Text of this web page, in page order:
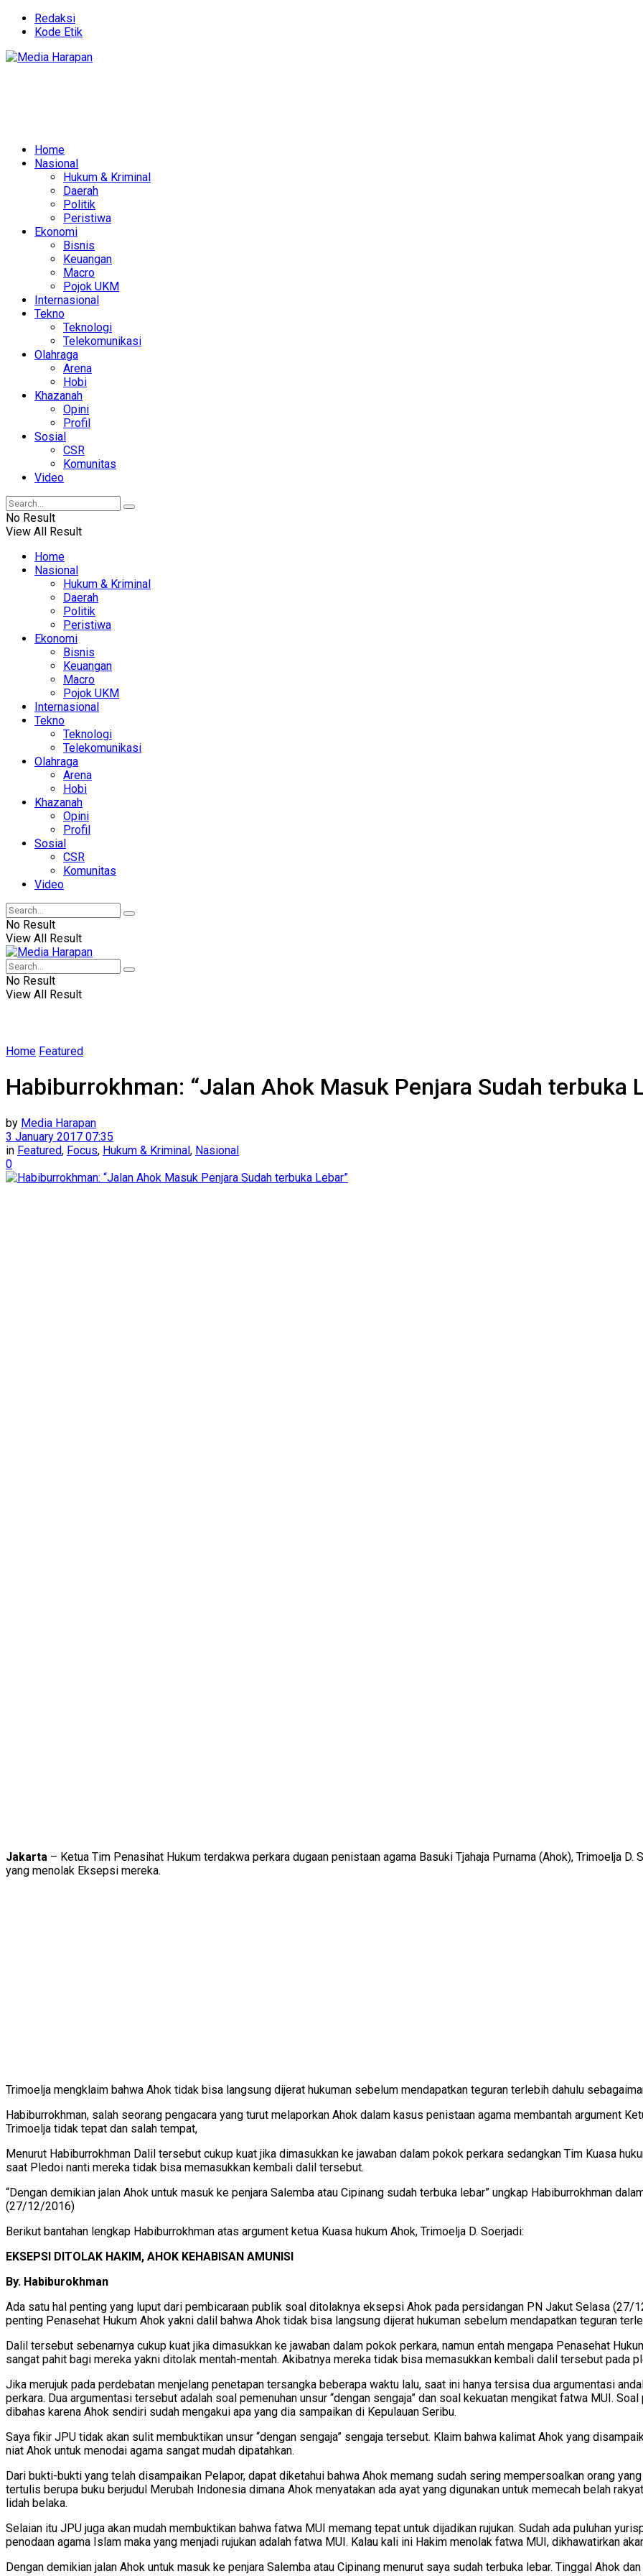
Redaksi
Kode Etik
Home
Nasional
Hukum & Kriminal
Daerah
Politik
Peristiwa
Ekonomi
Bisnis
Keuangan
Macro
Pojok UKM
Internasional
Tekno
Teknologi
Telekomunikasi
Olahraga
Arena
Hobi
Khazanah
Opini
Profil
Sosial
CSR
Komunitas
Video
No Result
View All Result
Home
Nasional
Hukum & Kriminal
Daerah
Politik
Peristiwa
Ekonomi
Bisnis
Keuangan
Macro
Pojok UKM
Internasional
Tekno
Teknologi
Telekomunikasi
Olahraga
Arena
Hobi
Khazanah
Opini
Profil
Sosial
CSR
Komunitas
Video
No Result
View All Result
No Result
View All Result
Home Featured
Habiburrokhman: “Jalan Ahok Masuk Penjara Sudah terbuka
by Media Harapan
3 January 2017 07:35
in Featured, Focus, Hukum & Kriminal, Nasional
0
Jakarta – Ketua Tim Penasihat Hukum terdakwa perkara dugaan penistaan agama Basuki Tjahaja Purnama (Ahok), Trimoelja
yang menolak Eksepsi mereka.
Trimoelja mengklaim bahwa Ahok tidak bisa langsung dijerat hukuman sebelum mendapatkan teguran terlebih dahulu
Habiburrokhman, salah seorang pengacara yang turut melaporkan Ahok dalam kasus penistaan agama membantah argument
Trimoelja tidak tepat dan salah tempat,
Menurut Habiburrokhman Dalil tersebut cukup kuat jika dimasukkan ke jawaban dalam pokok perkara sedangkan Tim Kuasa
saat Pledoi nanti mereka tidak bisa memasukkan kembali dalil tersebut.
“Dengan demikian jalan Ahok untuk masuk ke penjara Salemba atau Cipinang sudah terbuka lebar” ungkap Habiburrokhman
(27/12/2016)
Berikut bantahan lengkap Habiburrokhman atas argument ketua Kuasa hukum Ahok, Trimoelja D. Soerjadi:
EKSEPSI DITOLAK HAKIM, AHOK KEHABISAN AMUNISI
By. Habiburokhman
Ada satu hal penting yang luput dari pembicaraan publik soal ditolaknya eksepsi Ahok pada persidangan PN Jakut Selasa
penting Penasehat Hukum Ahok yakni dalil bahwa Ahok tidak bisa langsung dijerat hukuman sebelum mendapatkan teguran
Dalil tersebut sebenarnya cukup kuat jika dimasukkan ke jawaban dalam pokok perkara, namun entah mengapa Penasehat
sangat pahit bagi mereka yakni ditolak mentah-mentah. Akibatnya mereka tidak bisa memasukkan kembali dalil tersebut pada
Jika merujuk pada perdebatan menjelang penetapan tersangka beberapa waktu lalu, saat ini hanya tersisa dua argumentasi
perkara. Dua argumentasi tersebut adalah soal pemenuhan unsur “dengan sengaja” dan soal kekuatan mengikat fatwa MUI.
dibahas karena Ahok sendiri sudah mengakui apa yang dia sampaikan di Kepulauan Seribu.
Saya fikir JPU tidak akan sulit membuktikan unsur “dengan sengaja” sengaja tersebut. Klaim bahwa kalimat Ahok yang
niat Ahok untuk menodai agama sangat mudah dipatahkan.
Dari bukti-bukti yang telah disampaikan Pelapor, dapat diketahui bahwa Ahok memang sudah sering mempersoalkan orang
tertulis berupa buku berjudul Merubah Indonesia dimana Ahok menyatakan ada ayat yang digunakan untuk memecah belah
lidah belaka.
Selaian itu JPU juga akan mudah membuktikan bahwa fatwa MUI memang tepat untuk dijadikan rujukan. Sudah ada puluhan
penodaan agama Islam maka yang menjadi rujukan adalah fatwa MUI. Kalau kali ini Hakim menolak fatwa MUI, dikhawatirkan
Dengan demikian jalan Ahok untuk masuk ke penjara Salemba atau Cipinang menurut saya sudah terbuka lebar. Tinggal Ahok